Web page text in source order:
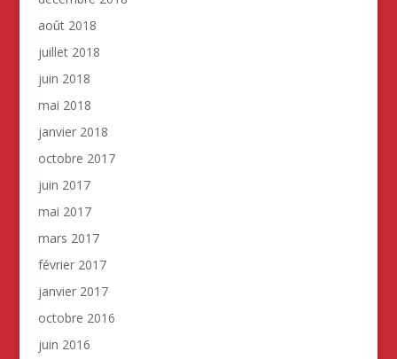
août 2018
juillet 2018
juin 2018
mai 2018
janvier 2018
octobre 2017
juin 2017
mai 2017
mars 2017
février 2017
janvier 2017
octobre 2016
juin 2016